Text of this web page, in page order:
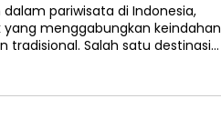
pariwisata di Indonesia,
menggabungkan keindahan
tradisional. Salah satu destinasi…